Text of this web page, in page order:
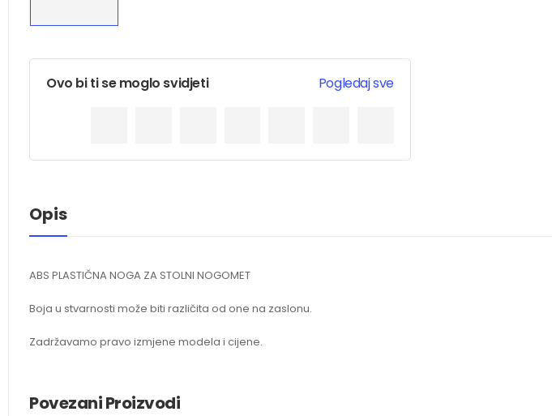
Ovo bi ti se moglo svidjeti Pogledaj sve
Opis
ABS PLASTIČNA NOGA ZA STOLNI NOGOMET
Boja u stvarnosti može biti različita od one na zaslonu.
Zadržavamo pravo izmjene modela i cijene.
Povezani Proizvodi